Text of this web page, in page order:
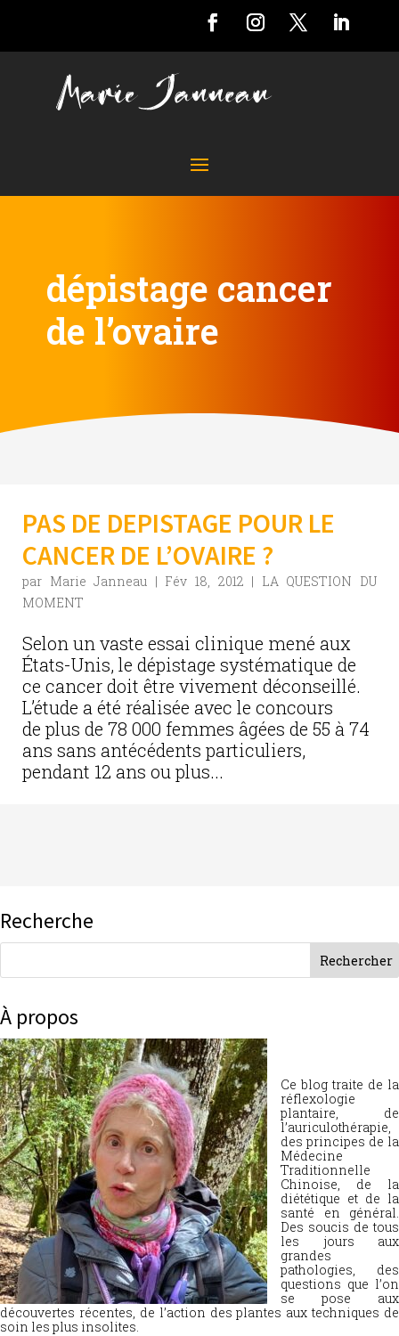
dépistage cancer
de l’ovaire
PAS DE DEPISTAGE POUR LE
CANCER DE L’OVAIRE ?
par Marie Janneau | Fév 18, 2012 | LA QUESTION DU
MOMENT
Selon un vaste essai clinique mené aux
États-Unis, le dépistage systématique de
ce cancer doit être vivement déconseillé.
L’étude a été réalisée avec le concours
de plus de 78 000 femmes âgées de 55 à 74
ans sans antécédents particuliers,
pendant 12 ans ou plus...
Recherche
À propos
Ce blog traite de la
réflexologie
plantaire, de
l’auriculothérapie,
des principes de la
Médecine
Traditionnelle
Chinoise, de la
diététique et de la
santé en général.
Des soucis de tous
les jours aux
grandes
pathologies, des
questions que l’on
se pose aux
découvertes récentes, de l’action des plantes aux techniques de
soin les plus insolites.